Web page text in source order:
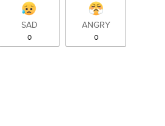
SAD
0
ANGRY
0